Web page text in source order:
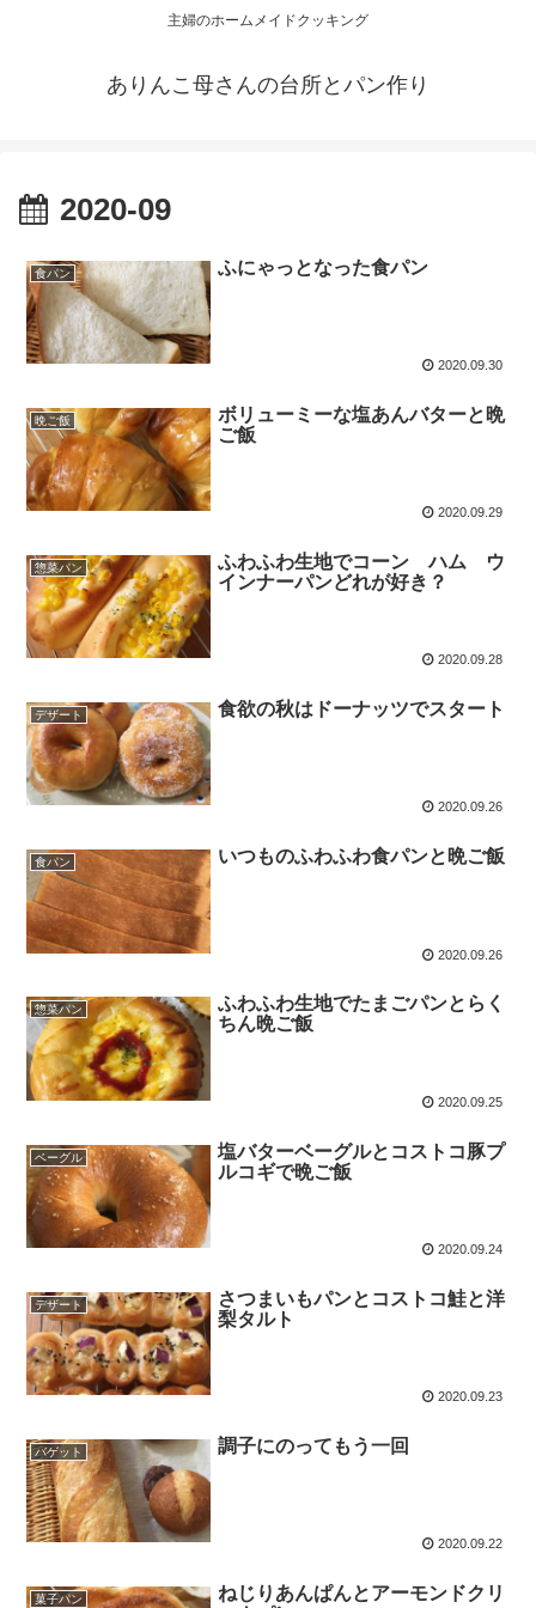
主婦のホームメイドクッキング
ありんこ母さんの台所とパン作り
2020-09
食パン ふにゃっとなった食パン
2020.09.30
晩ご飯
ボリューミーな塩あんバターと晩
ご飯
2020.09.29
惣菜パン
ふわふわ生地でコーン ハム ウ
インナーパンどれが好き？
2020.09.28
デザート 食欲の秋はドーナッツでスタート
2020.09.26
食パン いつものふわふわ食パンと晩ご飯
2020.09.26
惣菜パン
ふわふわ生地でたまごパンとらく
ちん晩ご飯
2020.09.25
ベーグル
塩バターベーグルとコストコ豚プ
ルコギで晩ご飯
2020.09.24
デザート
さつまいもパンとコストコ鮭と洋
梨タルト
2020.09.23
バゲット 調子にのってもう一回
2020.09.22
菓子パン
ねじりあんぱんとアーモンドクリ